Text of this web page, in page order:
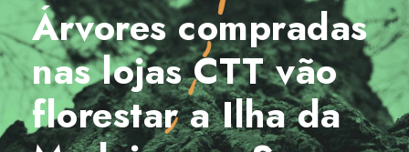
Árvores compradas
nas lojas CTT vão
florestar a Ilha da